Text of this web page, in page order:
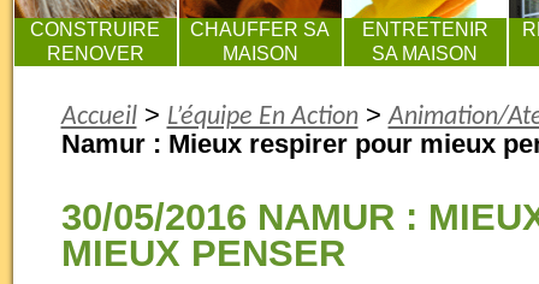
CONSTRUIRE
RENOVER
CHAUFFER SA
MAISON
ENTRETENIR
SA MAISON
Accueil> L’équipe En Action> Animation/
Namur : Mieux respirer pour mieux
30/05/2016 NAMUR :
MIEUX PENSER